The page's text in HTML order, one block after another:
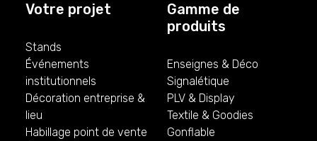
Votre projet
Stands
Événements
institutionnels
Décoration entreprise &
lieu
Habillage point de vente
Gamme de
produits
Enseignes & Déco
Signalétique
PLV & Display
Textile & Goodies
Gonflable